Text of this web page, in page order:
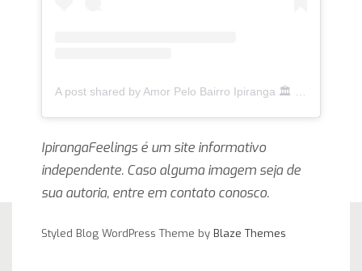
IpirangaFeelings é um site informativo
independente. Caso alguma imagem seja de
sua autoria, entre em contato conosco.
Styled Blog WordPress Theme by Blaze Themes